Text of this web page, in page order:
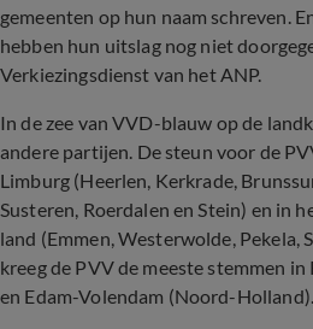
gemeenten op hun naam schreven.
hebben hun uitslag nog niet
Verkiezingsdienst van het ANP.
In de zee van VVD-blauw op de
andere partijen. De steun voor de
Limburg (Heerlen, Kerkrade,
Susteren, Roerdalen en Stein) en in
land (Emmen, Westerwolde, Pekela,
kreeg de PVV de meeste stemmen
en Edam-Volendam (Noord-Holland).